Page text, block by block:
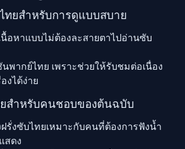
ทยสำหรับการดูแบบสบาย
นื้อหาแบบไม่ต้องละสายตาไปอ่านซับ
พากย์ไทย เพราะช่วยให้รับชมต่อเนื่อง
งได้ง่าย
สำหรับคนชอบของต้นฉบับ
รั่งซับไทยเหมาะกับคนที่ต้องการฟังน้ำ
สดง